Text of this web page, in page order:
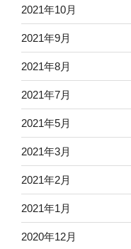
2021年10月
2021年9月
2021年8月
2021年7月
2021年5月
2021年3月
2021年2月
2021年1月
2020年12月